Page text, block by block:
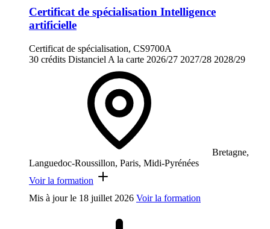
Certificat de spécialisation Intelligence
artificielle
Certificat de spécialisation, CS9700A
30 crédits Distanciel A la carte 2026/27 2027/28 2028/29
Bretagne,
Languedoc-Roussillon, Paris, Midi-Pyrénées
Voir la formation
Mis à jour le 18 juillet 2026 Voir la formation